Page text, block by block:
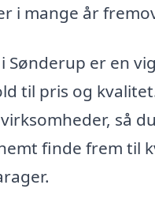
i mange år
er en
til pris og
så
finde frem til